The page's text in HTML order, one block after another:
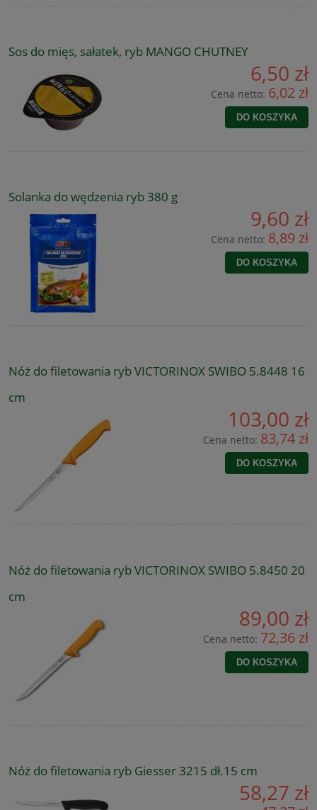
Sos do mięs, sałatek, ryb MANGO CHUTNEY
6,50 zł
Cena netto: 6,02 zł
DO KOSZYKA
Solanka do wędzenia ryb 380 g
9,60 zł
Cena netto: 8,89 zł
DO KOSZYKA
Nóż do filetowania ryb VICTORINOX SWIBO 5.8448 16
cm
103,00 zł
Cena netto: 83,74 zł
DO KOSZYKA
Nóż do filetowania ryb VICTORINOX SWIBO 5.8450 20
cm
89,00 zł
Cena netto: 72,36 zł
DO KOSZYKA
Nóż do filetowania ryb Giesser 3215 dł.15 cm
58,27 zł